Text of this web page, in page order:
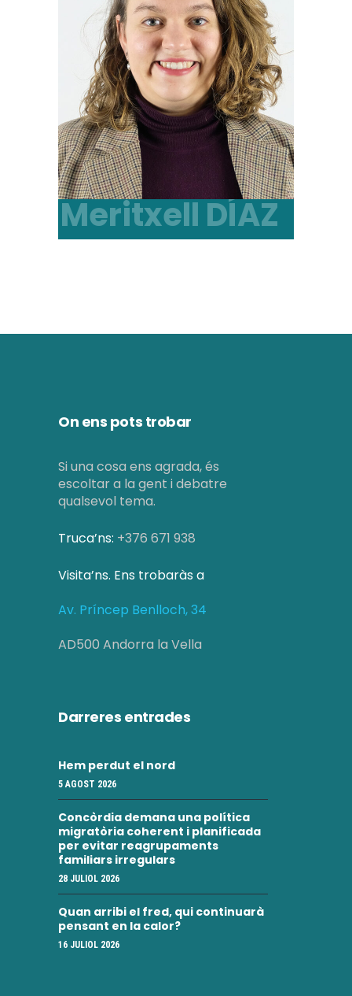
Meritxell DÍAZ
On ens pots trobar
Si una cosa ens agrada, és
escoltar a la gent i debatre
qualsevol tema.
Truca’ns: +376 671 938
Visita’ns. Ens trobaràs a
Av. Príncep Benlloch, 34
AD500 Andorra la Vella
Darreres entrades
Hem perdut el nord
5 AGOST 2026
Concòrdia demana una política
migratòria coherent i planificada
per evitar reagrupaments
familiars irregulars
28 JULIOL 2026
Quan arribi el fred, qui continuarà
pensant en la calor?
16 JULIOL 2026